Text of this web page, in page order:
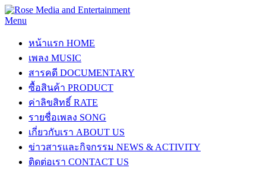
Menu
หน้าแรก HOME
เพลง MUSIC
สารคดี DOCUMENTARY
ซื้อสินค้า PRODUCT
ค่าลิขสิทธิ์ RATE
รายชื่อเพลง SONG
เกี่ยวกับเรา ABOUT US
ข่าวสารและกิจกรรม NEWS & ACTIVITY
ติดต่อเรา CONTACT US